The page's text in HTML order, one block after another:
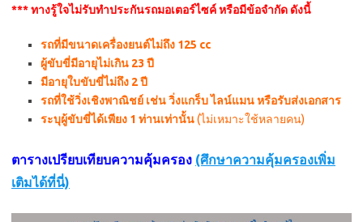
*** ทางรู้ใจไม่รับทำประกันรถมอเตอร์ไซค์ หรือมีข้อจำกัด ดังนี้
รถที่มีขนาดเครื่องยนต์ไม่ถึง 125 cc
ผู้ขับขี่มีอายุไม่เกิน 23 ปี
มีอายุใบขับขี่ไม่ถึง 2 ปี
รถที่ใช้วิ่งเชิงพาณิชย์ เช่น วิ่งแกร็บ ไลน์แมน หรือรับส่งเอกสาร
ระบุผู้ขับขี่ได้เพียง 1 ท่านเท่านั้น(ไม่เหมาะใช้หลายคน)
ตารางเปรียบเทียบความคุ้มครอง (ศึกษาความคุ้มครองเพิ่ม
เติมได้ที่นี่)